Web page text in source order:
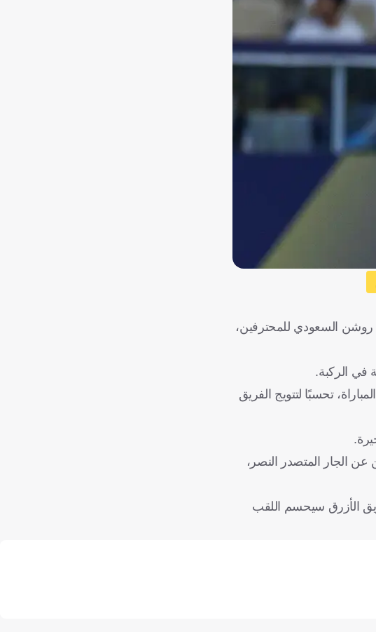
روشن السعودي للمحترفين،
في الركبة.
تحسبًا لتتويج الفريق
عن الجار المتصدر النصر،
الأزرق سيحسم اللقب